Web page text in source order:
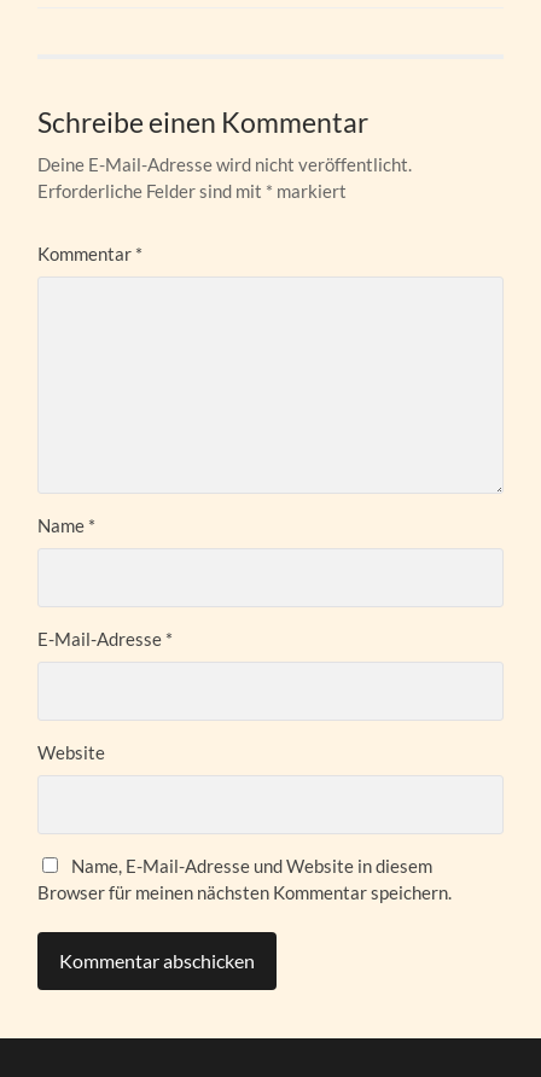
Schreibe einen Kommentar
Deine E-Mail-Adresse wird nicht veröffentlicht.
Erforderliche Felder sind mit * markiert
Kommentar *
Name *
E-Mail-Adresse *
Website
Name, E-Mail-Adresse und Website in diesem
Browser für meinen nächsten Kommentar speichern.